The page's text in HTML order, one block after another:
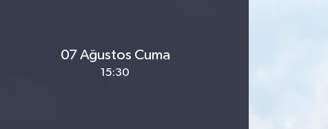
07 Ağustos Cuma
15:30